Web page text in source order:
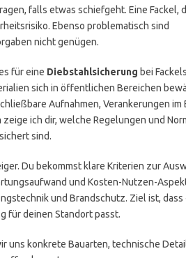
falls etwas schiefgeht. Eine Fackel,
Ebenso problematisch sind
nicht genügen.
für eine Diebstahlsicherung bei
sich in öffentlichen Bereichen
Aufnahmen, Verankerungen im
ich dir, welche Regelungen und
sind.
Du bekommst klare Kriterien zur
und Kosten-Nutzen-
und Brandschutz. Ziel ist, dass
für deinen Standort passt.
uns konkrete Bauarten, technische